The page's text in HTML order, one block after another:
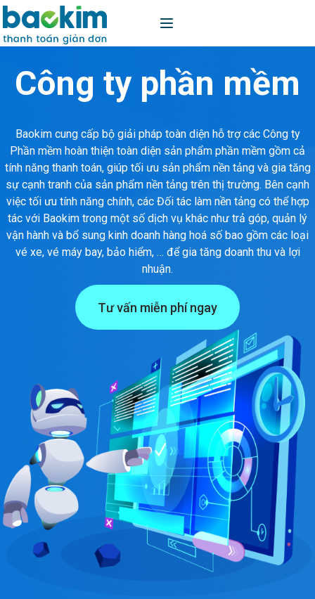
Công ty phần mềm
Baokim cung cấp bộ giải pháp toàn diện hỗ trợ các Công ty
Phần mềm hoàn thiện toàn diện sản phẩm phần mềm gồm cả
tính năng thanh toán, giúp tối ưu sản phẩm nền tảng và gia tăng
sự cạnh tranh của sản phẩm nền tảng trên thị trường. Bên cạnh
việc tối ưu tính năng chính, các Đối tác làm nền tảng có thể hợp
tác với Baokim trong một số dịch vụ khác như trả góp, quản lý
vận hành và bổ sung kinh doanh hàng hoá số bao gồm các loại
vé xe, vé máy bay, bảo hiểm, … để gia tăng doanh thu và lợi
nhuận.
Tư vấn miễn phí ngay